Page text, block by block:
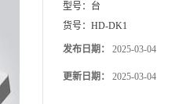
型号： 台
货号： HD-DK1
发布日期： 2025-03-04
更新日期： 2025-03-04